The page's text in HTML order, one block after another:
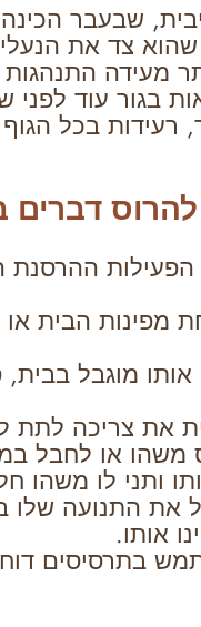
שבעבר
צד את
מעידה
בגור עוד
רעידות בכל
דברים
מפינות הבית
מוגבל
את צריכה לתת
משהו או לחבל
ותני לו משהו
את התנועה שלו
אותו.
בתרסיסים